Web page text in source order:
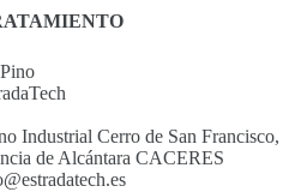
Industrial Cerro de San Francisco,
de Alcántara CACERES